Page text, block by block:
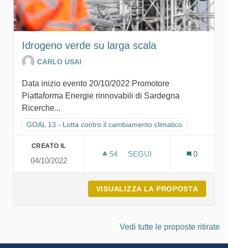
Idrogeno verde su larga scala
CARLO USAI
Data inizio evento 20/10/2022 Promotore
Piattaforma Energie rinnovabili di Sardegna
Ricerche...
Filtra i risultati per categoria: GOAL 13 - Lotta contro il
GOAL 13 - Lotta contro il cambiamento climatico
CREATO IL
04/10/2022
54 54 SOSTENITORI
SEGUI
0
VISUALIZZA LA PROPOSTA
Vedi tutte le proposte ritirate